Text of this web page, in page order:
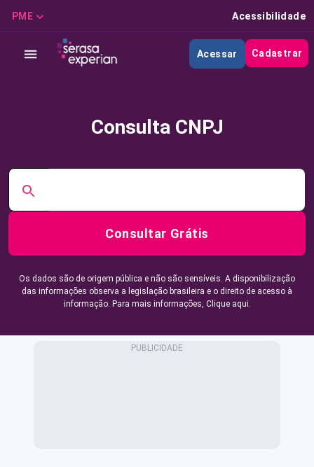
PME Acessibilidade
Acessar Cadastrar
Consulta CNPJ
Consultar Grátis
Os dados são de origem pública e não são sensíveis. A disponibilização
das informações observa a legislação brasileira e o direito de acesso à
informação. Para mais informações, Clique aqui.